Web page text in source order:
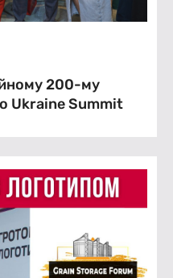
200-му
Ukraine Summit